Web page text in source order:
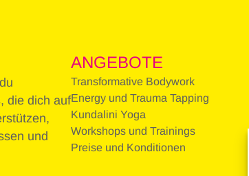
die dich auf
und
ANGEBOTE
Transformative Bodywork
Energy und Trauma Tapping
Kundalini Yoga
Workshops und Trainings
Preise und Konditionen